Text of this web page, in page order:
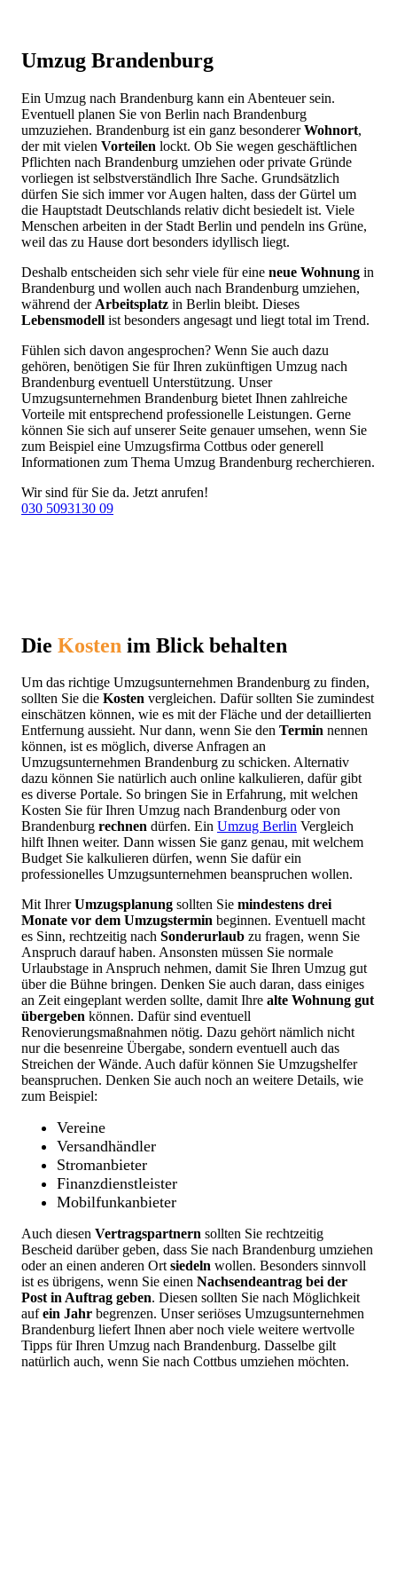
Umzug Brandenburg
Ein Umzug nach Brandenburg kann ein Abenteuer sein.
Eventuell planen Sie von Berlin nach Brandenburg
umzuziehen. Brandenburg ist ein ganz besondererWohnort,
der mit vielen Vorteilen lockt. Ob Sie wegen geschäftlichen
Pflichten nach Brandenburg umziehen oder private Gründe
vorliegen ist selbstverständlich Ihre Sache. Grundsätzlich
dürfen Sie sich immer vor Augen halten, dass der Gürtel um
die Hauptstadt Deutschlands relativ dicht besiedelt ist. Viele
Menschen arbeiten in der Stadt Berlin und pendeln ins Grüne,
weil das zu Hause dort besonders idyllisch liegt.
Deshalb entscheiden sich sehr viele für eine neue Wohnung in
Brandenburg und wollen auch nach Brandenburg umziehen,
während der Arbeitsplatz in Berlin bleibt. Dieses
Lebensmodell ist besonders angesagt und liegt total im Trend.
Fühlen sich davon angesprochen? Wenn Sie auch dazu
gehören, benötigen Sie für Ihren zukünftigen Umzug nach
Brandenburg eventuell Unterstützung. Unser
Umzugsunternehmen Brandenburg bietet Ihnen zahlreiche
Vorteile mit entsprechend professionelle Leistungen. Gerne
können Sie sich auf unserer Seite genauer umsehen, wenn Sie
zum Beispiel eine Umzugsfirma Cottbus oder generell
Informationen zum Thema Umzug Brandenburg recherchieren.
Wir sind für Sie da. Jetzt anrufen!
030 5093130 09
Die Kosten im Blick behalten
Um das richtige Umzugsunternehmen Brandenburg zu finden,
sollten Sie die Kosten vergleichen. Dafür sollten Sie zumindest
einschätzen können, wie es mit der Fläche und der detaillierten
Entfernung aussieht. Nur dann, wenn Sie den Termin nennen
können, ist es möglich, diverse Anfragen an
Umzugsunternehmen Brandenburg zu schicken. Alternativ
dazu können Sie natürlich auch online kalkulieren, dafür gibt
es diverse Portale. So bringen Sie in Erfahrung, mit welchen
Kosten Sie für Ihren Umzug nach Brandenburg oder von
Brandenburg rechnen dürfen. Ein Umzug Berlin Vergleich
hilft Ihnen weiter. Dann wissen Sie ganz genau, mit welchem
Budget Sie kalkulieren dürfen, wenn Sie dafür ein
professionelles Umzugsunternehmen beanspruchen wollen.
Mit IhrerUmzugsplanung sollten Sie mindestens drei
Monate vor dem Umzugstermin beginnen. Eventuell macht
es Sinn, rechtzeitig nach Sonderurlaub zu fragen, wenn Sie
Anspruch darauf haben. Ansonsten müssen Sie normale
Urlaubstage in Anspruch nehmen, damit Sie Ihren Umzug gut
über die Bühne bringen. Denken Sie auch daran, dass einiges
an Zeit eingeplant werden sollte, damit Ihre alte Wohnung gut
übergeben können. Dafür sind eventuell
Renovierungsmaßnahmen nötig. Dazu gehört nämlich nicht
nur die besenreine Übergabe, sondern eventuell auch das
Streichen der Wände. Auch dafür können Sie Umzugshelfer
beanspruchen. Denken Sie auch noch an weitere Details, wie
zum Beispiel:
Vereine
Versandhändler
Stromanbieter
Finanzdienstleister
Mobilfunkanbieter
Auch diesen Vertragspartnern sollten Sie rechtzeitig
Bescheid darüber geben, dass Sie nach Brandenburg umziehen
oder an einen anderen Ortsiedeln wollen. Besonders sinnvoll
ist es übrigens, wenn Sie einen Nachsendeantrag bei der
Post in Auftrag geben. Diesen sollten Sie nach Möglichkeit
aufein Jahr begrenzen. Unser seriöses Umzugsunternehmen
Brandenburg liefert Ihnen aber noch viele weitere wertvolle
Tipps für Ihren Umzug nach Brandenburg. Dasselbe gilt
natürlich auch, wenn Sie nach Cottbus umziehen möchten.